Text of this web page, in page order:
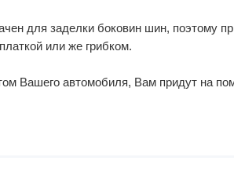
для заделки боковин шин, поэтому
или же грибком.
Вашего автомобиля, Вам придут на